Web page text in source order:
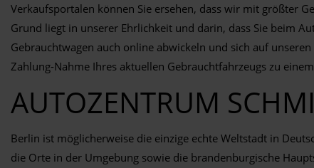
Verkaufsportalen können Sie ersehen, dass wir mit größter
Grund liegt in unserer Ehrlichkeit und darin, dass Sie beim
Gebrauchtwagen auch online abwickeln und sich auf
Zahlung-Nahme Ihres aktuellen Gebrauchtfahrzeugs zu
AUTOZENTRUM
Berlin ist möglicherweise die einzige echte Weltstadt in
die Orte in der Umgebung sowie die brandenburgische